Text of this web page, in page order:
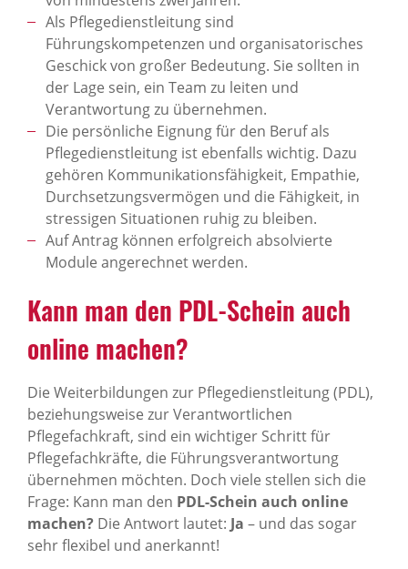
Als Pflegedienstleitung sind
Führungskompetenzen und organisatorisches
Geschick von großer Bedeutung. Sie sollten in
der Lage sein, ein Team zu leiten und
Verantwortung zu übernehmen.
Die persönliche Eignung für den Beruf als
Pflegedienstleitung ist ebenfalls wichtig. Dazu
gehören Kommunikationsfähigkeit, Empathie,
Durchsetzungsvermögen und die Fähigkeit, in
stressigen Situationen ruhig zu bleiben.
Auf Antrag können erfolgreich absolvierte
Module angerechnet werden.
Kann man den PDL-Schein auch
online machen?
Die Weiterbildungen zur Pflegedienstleitung (PDL),
beziehungsweise zur Verantwortlichen
Pflegefachkraft, sind ein wichtiger Schritt für
Pflegefachkräfte, die Führungsverantwortung
übernehmen möchten. Doch viele stellen sich die
Frage: Kann man den PDL-Schein auch online
machen? Die Antwort lautet: Ja – und das sogar
sehr flexibel und anerkannt!